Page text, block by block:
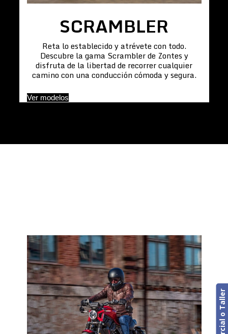
SCRAMBLER
Reta lo establecido y atrévete con todo.
Descubre la gama Scrambler de Zontes y
disfruta de la libertad de recorrer cualquier
camino con una conducción cómoda y segura.
Ver modelos